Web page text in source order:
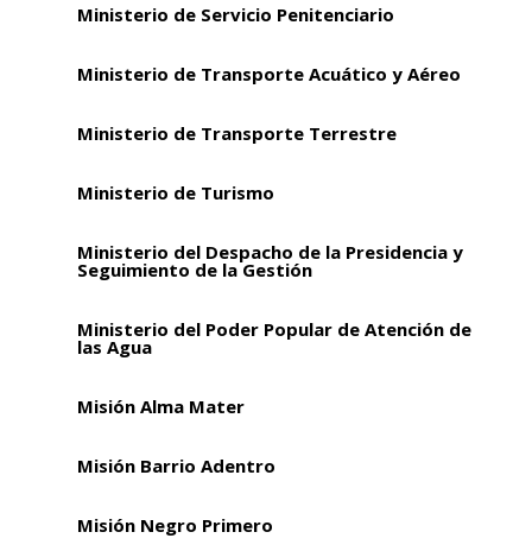
Ministerio de Servicio Penitenciario
Ministerio de Transporte Acuático y Aéreo
Ministerio de Transporte Terrestre
Ministerio de Turismo
Ministerio del Despacho de la Presidencia y
Seguimiento de la Gestión
Ministerio del Poder Popular de Atención de
las Agua
Misión Alma Mater
Misión Barrio Adentro
Misión Negro Primero